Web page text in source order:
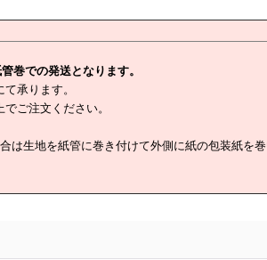
巻での発送となります。
承ります。
でご注文ください。
生地を紙管に巻き付けて外側に紙の包装紙を巻